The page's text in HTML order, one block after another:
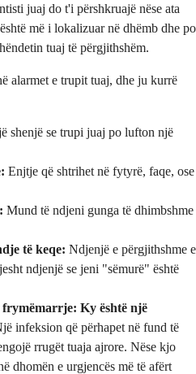
juaj do t'i përshkruajë nëse ata
më i lokalizuar në dhëmb dhe po
tuaj të përgjithshëm.
alarmet e trupit tuaj, dhe ju kurrë
shenjë se trupi juaj po lufton një
Enjtje që shtrihet në fytyrë, faqe, ose
Mund të ndjeni gunga të dhimbshme
të keqe: Ndjenjë e përgjithshme e
ndjenjë se jeni "sëmurë" është
frymëmarrje: Ky është një
infeksion që përhapet në fund të
rrugët tuaja ajrore. Nëse kjo
dhomën e urgjencës më të afërt